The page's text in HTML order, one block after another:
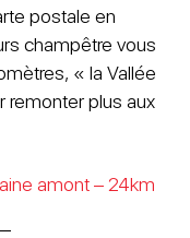
postale en
champêtre vous
« la Vallée
remonter plus aux
amont – 24km